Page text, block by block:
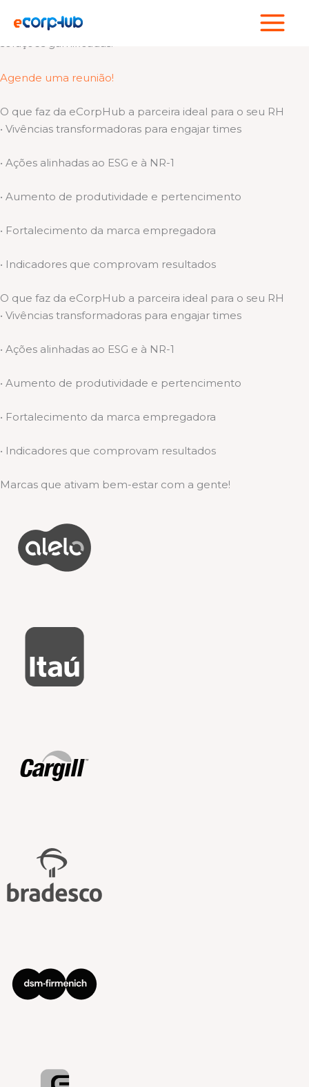
para
Somos um hub de experiências esportivas, bem-estar e
soluções gamificadas.
Agende uma reunião!
O que faz da eCorpHub a parceira ideal para o seu RH
• Vivências transformadoras para engajar times
• Ações alinhadas ao ESG e à NR-1
• Aumento de produtividade e pertencimento
• Fortalecimento da marca empregadora
• Indicadores que comprovam resultados
O que faz da eCorpHub a parceira ideal para o seu RH
• Vivências transformadoras para engajar times
• Ações alinhadas ao ESG e à NR-1
• Aumento de produtividade e pertencimento
• Fortalecimento da marca empregadora
• Indicadores que comprovam resultados
Marcas que ativam bem-estar com a gente!